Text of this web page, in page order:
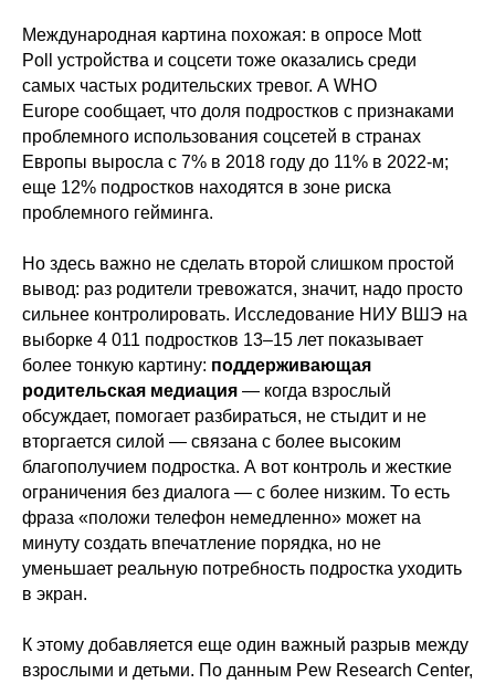
Международная картина похожая: в опросе Mott
Poll
устройства и соцсети тоже оказались среди
самых частых родительских тревог. А WHO
Europe сообщает, что доля подростков с признаками
проблемного использования соцсетей в странах
Европы выросла с 7% в 2018 году до 11% в 2022-м;
еще 12% подростков находятся в зоне риска
проблемного гейминга.
Но здесь важно не сделать второй слишком простой
вывод: раз родители тревожатся, значит, надо просто
сильнее контролировать. Исследование НИУ ВШЭ на
выборке 4 011 подростков 13–15 лет показывает
более тонкую картину: поддерживающая
родительская медиация — когда взрослый
обсуждает, помогает разбираться, не стыдит и не
вторгается силой — связана с более высоким
благополучием подростка. А вот контроль и жесткие
ограничения без диалога — с более низким. То есть
фраза «положи телефон немедленно» может на
минуту создать впечатление порядка, но не
уменьшает реальную потребность подростка уходить
в экран.
К этому добавляется еще один важный разрыв между
взрослыми и детьми. По данным Pew Research Center,